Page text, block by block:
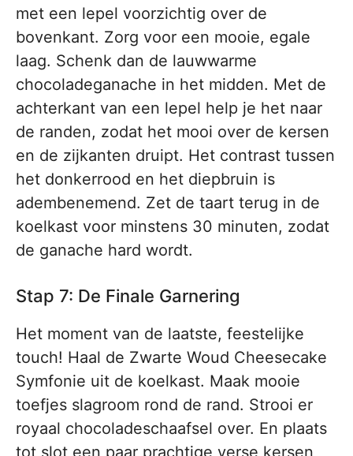
met een lepel voorzichtig over de
bovenkant. Zorg voor een mooie, egale
laag. Schenk dan de lauwwarme
chocoladeganache in het midden. Met de
achterkant van een lepel help je het naar
de randen, zodat het mooi over de kersen
en de zijkanten druipt. Het contrast tussen
het donkerrood en het diepbruin is
adembenemend. Zet de taart terug in de
koelkast voor minstens 30 minuten, zodat
de ganache hard wordt.
Stap 7: De Finale Garnering
Het moment van de laatste, feestelijke
touch! Haal de Zwarte Woud Cheesecake
Symfonie uit de koelkast. Maak mooie
toefjes slagroom rond de rand. Strooi er
royaal chocoladeschaafsel over. En plaats
tot slot een paar prachtige verse kersen